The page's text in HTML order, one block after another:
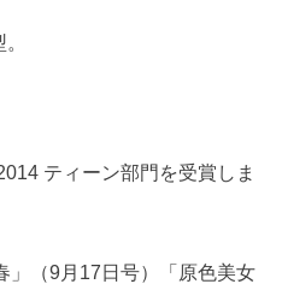
ティーン部門を受賞しま
」（9月17日号）「原色美女